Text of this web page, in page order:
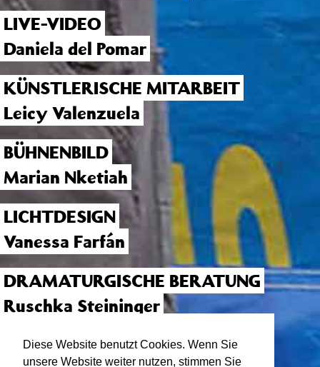
Diese Website benutzt Cookies. Wenn Sie
unsere Website weiter nutzen, stimmen Sie
LIVE-VIDEO
Daniela del Pomar
KÜNSTLERISCHE MITARBEIT
Leicy Valenzuela
BÜHNENBILD
Marian Nketiah
LICHTDESIGN
Vanessa Farfán
DRAMATURGISCHE BERATUNG
Ruschka Steininger
PRODUKTIONSASSISTENZ